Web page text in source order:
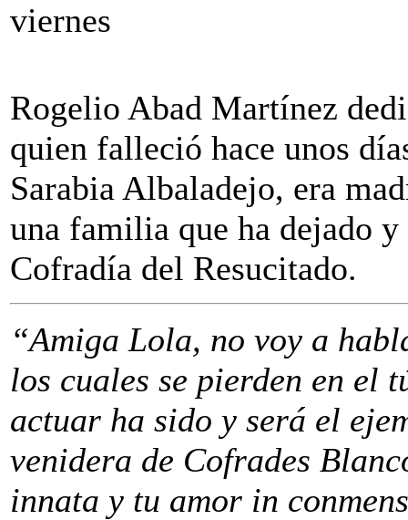
viernes
Rogelio Abad Martínez
quien falleció hace unos
Sarabia Albaladejo, era
una familia que ha dejado
Cofradía del Resucitado.
“Amiga Lola, no voy a
los cuales se pierden en el
actuar ha sido y será el
venidera de Cofrades
innata y tu amor in